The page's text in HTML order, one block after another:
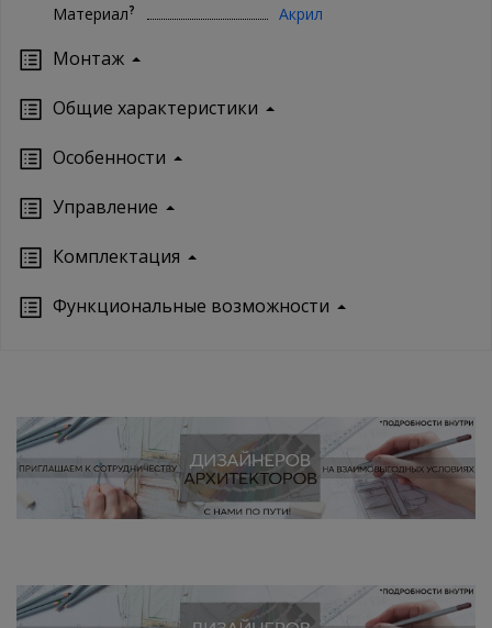
Материал? Акрил
Монтаж
Oбщие характеристики
Особенности
Управление
Кoмплектация
Функциональные возможности